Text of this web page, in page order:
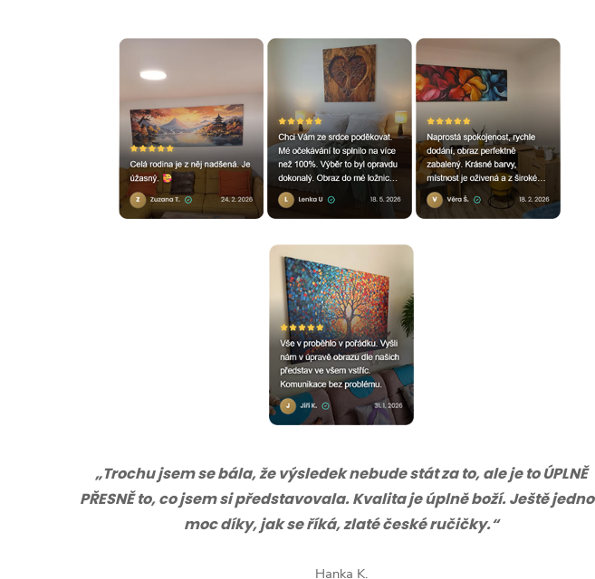
„Trochu jsem se bála, že výsledek nebude stát za to, ale je to ÚPLNĚ
PŘESNĚ to, co jsem si představovala. Kvalita je úplně boží. Ještě
moc díky, jak se říká, zlaté české ručičky.“
Hanka K.